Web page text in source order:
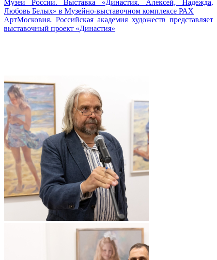
Музеи России. Выставка «Династия. Алексей, Надежда,
Любовь Белых» в Музейно-выставочном комплексе РАХ
АртМосковия. Российская академия художеств представляет
выставочный проект «Династия»